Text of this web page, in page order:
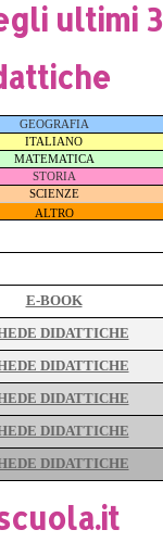
ultimi
GEOGRAFIA
ITALIANO
MATEMATICA
STORIA
SCIENZE
ALTRO
E-BOOK
DIDATTICHE
DIDATTICHE
DIDATTICHE
DIDATTICHE
DIDATTICHE